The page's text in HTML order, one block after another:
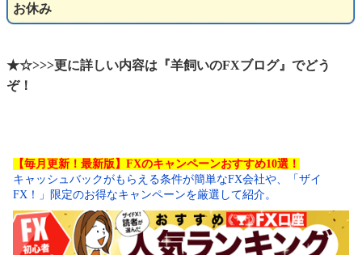
お休み
★☆>>>更に詳しい内容は『羊飼いのFXブログ』でどう
ぞ！
【毎月更新！最新版】FXのキャンペーンおすすめ10選！
キャッシュバックがもらえる条件が簡単なFX会社や、「ザイ
FX！」限定のお得なキャンペーンを厳選して紹介。